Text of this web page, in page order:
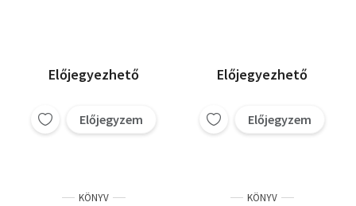
Előjegyezhető
Előjegyzem
Előjegyezhető
Előjegyzem
KÖNYV KÖNYV